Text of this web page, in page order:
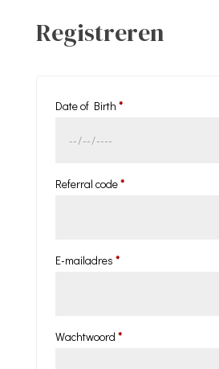
Registreren
Date of Birth *
Referral code*
E-mailadres *Vereist
Wachtwoord *Vereist